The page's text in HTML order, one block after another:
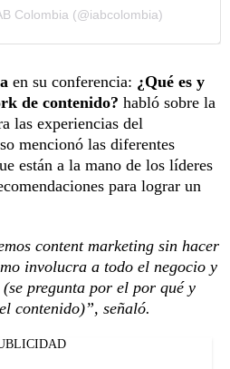
Colombia (@iabcolombia)
en su conferencia: ¿Qué es y
de contenido? habló sobre la
las experiencias del
mencionó las diferentes
están a la mano de los líderes
para lograr un
content marketing sin hacer
involucra a todo el negocio y
pregunta por el por qué y
contenido)”, señaló.